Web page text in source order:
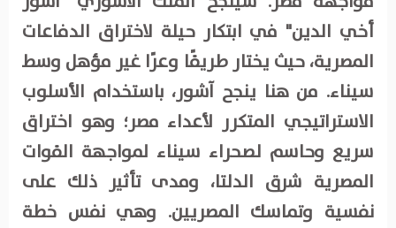
أخي الدين" في ابتكار حيلة لاختراق الدفاعات
المصرية، حيث يختار طريقًا وعرًا غير مؤهل وسط
سيناء. من هنا ينجح آشور، باستخدام الأسلوب
الاستراتيجي المتكرر لأعداء مصر؛ وهو اختراق
سريع وحاسم لصحراء سيناء لمواجهة القوات
المصرية شرق الدلتا، ومدى تأثير ذلك على
نفسية وتماسك المصريين. وهي نفس خطة